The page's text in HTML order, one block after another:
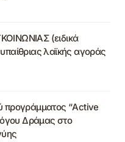
(ειδικά
λαϊκής αγοράς
προγράμματος “Active
Δράμας στο